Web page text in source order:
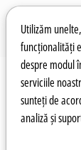
Utilizăm
funcționalități
despre modul
serviciile
sunteți de
analiză și
Wishlist